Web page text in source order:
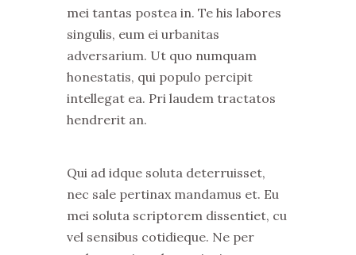
mei tantas postea in. Te his labores
singulis, eum ei urbanitas
adversarium. Ut quo numquam
honestatis, qui populo percipit
intellegat ea. Pri laudem tractatos
hendrerit an.
Qui ad idque soluta deterruisset,
nec sale pertinax mandamus et. Eu
mei soluta scriptorem dissentiet, cu
vel sensibus cotidieque. Ne per